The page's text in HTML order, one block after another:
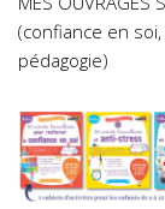
(confiance en
pédagogie)